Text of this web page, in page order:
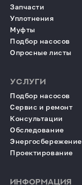
Запчасти
Уплотнения
Муфты
Подбор насосов
Опросные листы
УСЛУГИ
Подбор насосов
Сервис и ремонт
Консультации
Обследование
Энергосбережение
Проектирование
ИНФОРМАЦИЯ